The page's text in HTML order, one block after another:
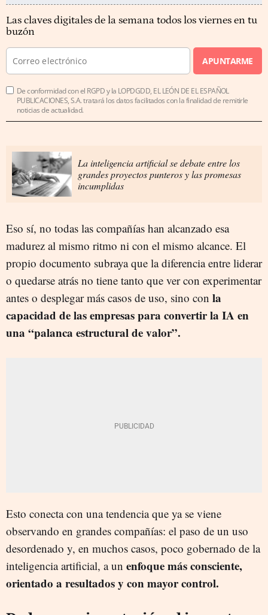
Las claves digitales de la semana todos los viernes en tu
buzón
APUNTARME
De conformidad con el RGPD y la LOPDGDD, EL LEÓN DE EL ESPAÑOL
PUBLICACIONES, S.A. tratará los datos facilitados con la finalidad de remitirle
noticias de actualidad.
La inteligencia artificial se debate entre los
grandes proyectos punteros y las promesas
incumplidas
Eso sí, no todas las compañías han alcanzado esa
madurez al mismo ritmo ni con el mismo alcance. El
propio documento subraya que la diferencia entre liderar
o quedarse atrás no tiene tanto que ver con experimentar
antes o desplegar más casos de uso, sino con la
capacidad de las empresas para convertir la IA en
una “palanca estructural de valor”.
Esto conecta con una tendencia que ya se viene
observando en grandes compañías: el paso de un uso
desordenado y, en muchos casos, poco gobernado de la
inteligencia artificial, a un enfoque más consciente,
orientado a resultados y con mayor control.